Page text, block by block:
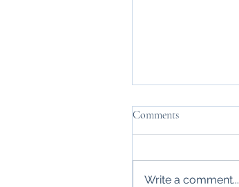
Comments
Write a comment...